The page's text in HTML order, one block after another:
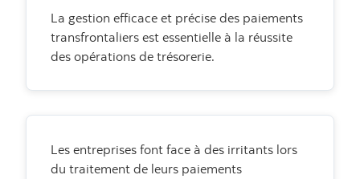
La gestion efficace et précise des paiements
transfrontaliers est essentielle à la réussite
des opérations de trésorerie.
Les entreprises font face à des irritants lors
du traitement de leurs paiements